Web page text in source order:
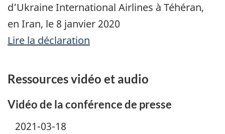
d’Ukraine International Airlines à Téhéran,
en Iran, le 8 janvier 2020
Lire la déclaration
Ressources vidéo et audio
Vidéo de la conférence de presse
2021-03-18